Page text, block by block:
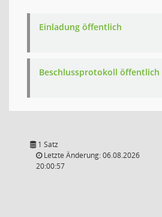
Einladung öffentlich
Beschlussprotokoll öffentlich
1 Satz
Letzte Änderung: 06.08.2026
20:00:57